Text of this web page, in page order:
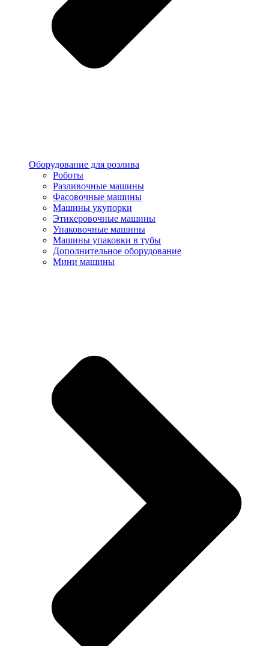
Оборудование для розлива
Роботы
Разливочные машины
Фасовочные машины
Машины укупорки
Этикеровочные машины
Упаковочные машины
Машины упаковки в тубы
Дополнительное оборудование
Мини машины